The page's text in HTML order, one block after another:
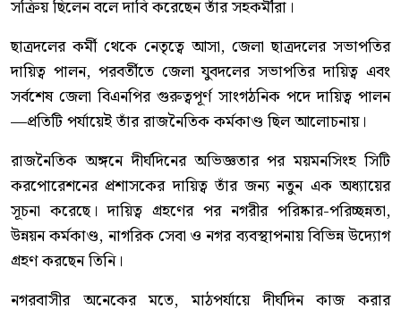
সক্রিয় ছিলেন বলে দাবি করেছেন তাঁর সহকর্মীরা।
ছাত্রদলের কর্মী থেকে নেতৃত্বে আসা, জেলা ছাত্রদলের সভাপতির
দায়িত্ব পালন, পরবর্তীতে জেলা যুবদলের সভাপতির দায়িত্ব এবং
সর্বশেষ জেলা বিএনপির গুরুত্বপূর্ণ সাংগঠনিক পদে দায়িত্ব পালন
—প্রতিটি পর্যায়েই তাঁর রাজনৈতিক কর্মকাণ্ড ছিল আলোচনায়।
রাজনৈতিক অঙ্গনে দীর্ঘদিনের অভিজ্ঞতার পর ময়মনসিংহ সিটি
করপোরেশনের প্রশাসকের দায়িত্ব তাঁর জন্য নতুন এক অধ্যায়ের
সূচনা করেছে। দায়িত্ব গ্রহণের পর নগরীর পরিষ্কার-পরিচ্ছন্নতা,
উন্নয়ন কর্মকাণ্ড, নাগরিক সেবা ও নগর ব্যবস্থাপনায় বিভিন্ন উদ্যোগ
গ্রহণ করছেন তিনি।
নগরবাসীর অনেকের মতে, মাঠপর্যায়ে দীর্ঘদিন কাজ করার